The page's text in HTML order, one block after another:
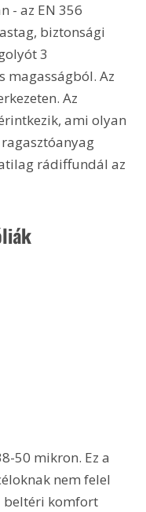
- az EN 356
biztonsági
3
magasságból. Az
Az
ami olyan
rádiffundál az
50 mikron. Ez a
nem felel
beltéri komfort